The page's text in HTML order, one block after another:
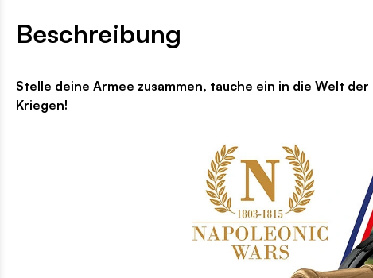
Beschreibung
Stelle deine Armee zusammen, tauche ein in die Welt
Kriegen!